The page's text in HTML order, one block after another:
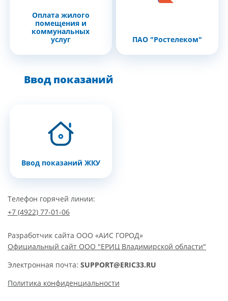
Оплата жилого
помещения и
коммунальных
услуг
ПАО "Ростелеком"
Ввод показаний
Ввод показаний ЖКУ
Телефон горячей линии:
+7 (4922) 77-01-06
Разработчик сайта ООО «АИС ГОРОД»
Официальный сайт ООО "ЕРИЦ Владимирской области"
Электронная почта: SUPPORT@ERIC33.RU
Политика конфиденциальности